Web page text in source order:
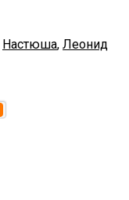
Настюша, Леонид